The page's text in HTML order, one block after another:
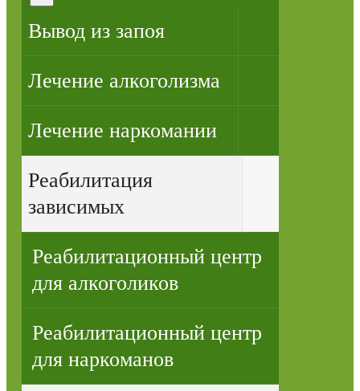
Вывод из запоя
Лечение алкоголизма
Лечение наркомании
Реабилитация
зависимых
Реабилитационный центр
для алкоголиков
Реабилитационный центр
для наркоманов